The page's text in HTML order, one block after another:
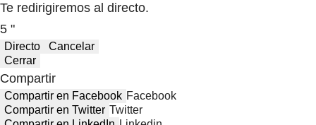
Te redirigiremos al directo.
5 "
Directo
Cancelar
Cerrar
Compartir
Compartir en Facebook Facebook
Compartir en Twitter Twitter